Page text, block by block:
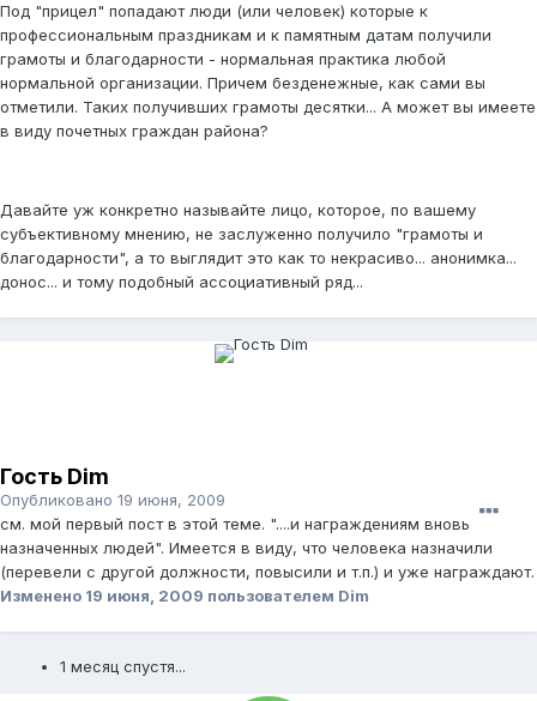
Под "прицел" попадают люди (или человек) которые к
профессиональным праздникам и к памятным датам получили
грамоты и благодарности - нормальная практика любой
нормальной организации. Причем безденежные, как сами вы
отметили. Таких получивших грамоты десятки... А может вы имеете
в виду почетных граждан района?
Давайте уж конкретно называйте лицо, которое, по вашему
субъективному мнению, не заслуженно получило "грамоты и
благодарности", а то выглядит это как то некрасиво... анонимка...
донос... и тому подобный ассоциативный ряд...
Гость Dim
Опубликовано 19 июня, 2009
см. мой первый пост в этой теме. "....и награждениям вновь
назначенных людей". Имеется в виду, что человека назначили
(перевели с другой должности, повысили и т.п.) и уже награждают.
Изменено 19 июня, 2009 пользователем Dim
1 месяц спустя...